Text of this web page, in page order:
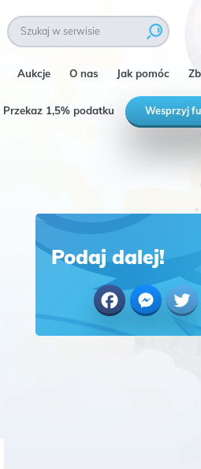
Aukcje O nas Jak pomóc
Przekaz 1,5% podatku Wesprzyj
Podaj dalej!
FacebookMessengerTwitter